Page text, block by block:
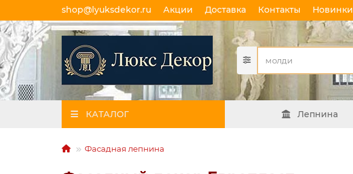
shop@lyuksdekor.ru Акции Доставка Контакты Новинки
КАТАЛОГ Лепнина
Фасадная лепнина